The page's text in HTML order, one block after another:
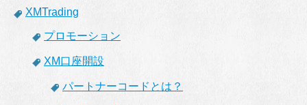
XMTrading
プロモーション
XM口座開設
パートナーコードとは？